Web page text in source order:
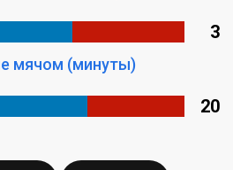
3
мячом (минуты)
20